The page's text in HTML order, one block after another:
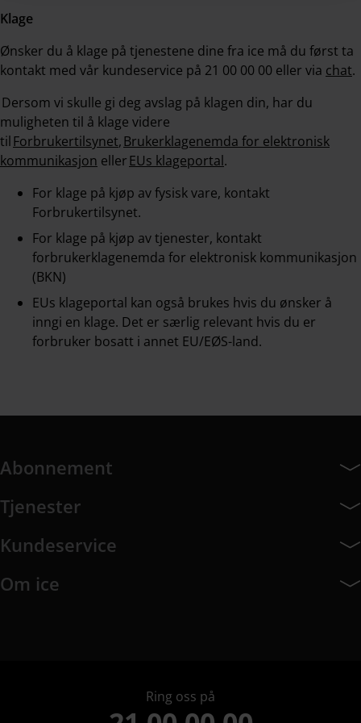
Klage
Ønsker du å klage på tjenestene dine fra ice må du først ta
kontakt med vår kundeservice på 21 00 00 00 eller via chat.
Dersom vi skulle gi deg avslag på klagen din, har du
muligheten til å klage videre
tilForbrukertilsynet,Brukerklagenemda for elektronisk
kommunikasjon ellerEUs klageportal.
For klage på kjøp av fysisk vare, kontakt
Forbrukertilsynet.
For klage på kjøp av tjenester, kontakt
forbrukerklagenemda for elektronisk kommunikasjon
(BKN)
EUs klageportal kan også brukes hvis du ønsker å
inngi en klage. Det er særlig relevant hvis du er
forbruker bosatt i annet EU/EØS-land.
Abonnement
Tjenester
Kundeservice
Om ice
Ring oss på